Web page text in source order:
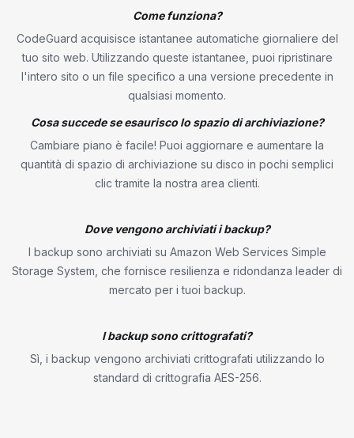
Come funziona?
CodeGuard acquisisce istantanee automatiche giornaliere del
tuo sito web. Utilizzando queste istantanee, puoi ripristinare
l'intero sito o un file specifico a una versione precedente in
qualsiasi momento.
Cosa succede se esaurisco lo spazio di archiviazione?
Cambiare piano è facile! Puoi aggiornare e aumentare la
quantità di spazio di archiviazione su disco in pochi semplici
clic tramite la nostra area clienti.
Dove vengono archiviati i backup?
I backup sono archiviati su Amazon Web Services Simple
Storage System, che fornisce resilienza e ridondanza leader di
mercato per i tuoi backup.
I backup sono crittografati?
Sì, i backup vengono archiviati crittografati utilizzando lo
standard di crittografia AES-256.